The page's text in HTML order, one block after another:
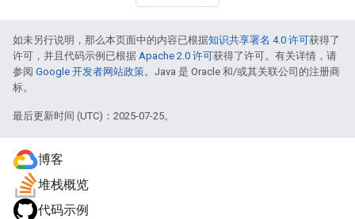
如未另行说明，那么本页面中的内容已根据知识共享署名 4.0 许可获得了
许可，并且代码示例已根据 Apache 2.0 许可获得了许可。有关详情，请
参阅 Google 开发者网站政策。Java 是 Oracle 和/或其关联公司的注册商
标。
最后更新时间 (UTC)：2025-07-25。
博客
堆栈概览
代码示例